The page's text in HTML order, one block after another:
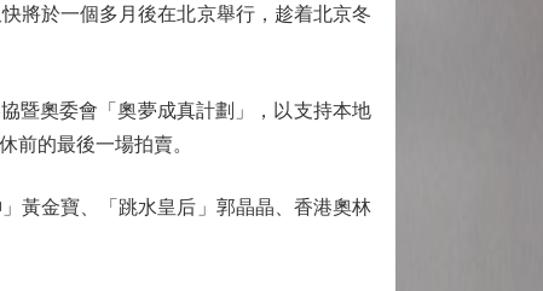
將於一個多月後在北京舉行，趁着北京冬
暨奧委會「奧夢成真計劃」，以支持本地
前的最後一場拍賣。
黃金寶、「跳水皇后」郭晶晶、香港奧林